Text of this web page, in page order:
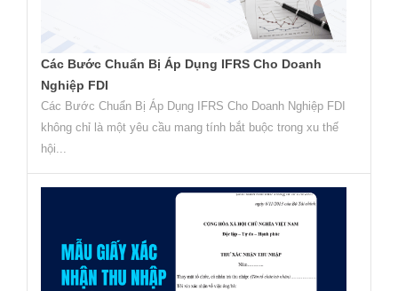
Các Bước Chuẩn Bị Áp Dụng IFRS Cho Doanh
Nghiệp FDI
Các Bước Chuẩn Bị Áp Dụng IFRS Cho Doanh Nghiệp FDI
không chỉ là một yêu cầu mang tính bắt buộc trong xu thế
hội...